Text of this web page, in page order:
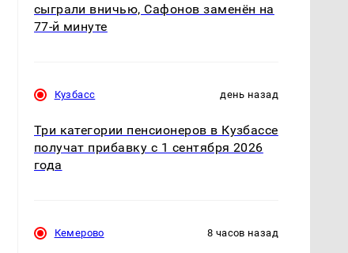
сыграли вничью, Сафонов заменён на
77-й минуте
Кузбасс день назад
Три категории пенсионеров в Кузбассе
получат прибавку с 1 сентября 2026
года
Кемерово 8 часов назад